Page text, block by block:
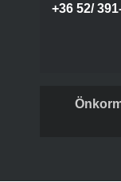
+36 52/